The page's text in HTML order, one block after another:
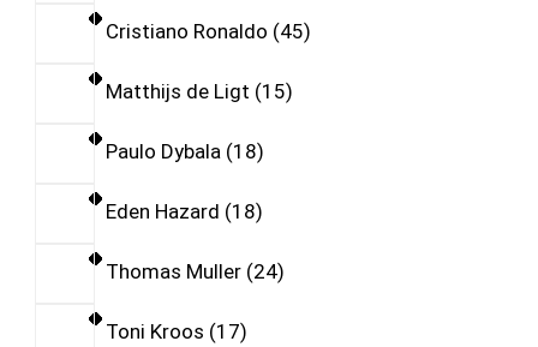
Cristiano Ronaldo 45
Matthijs de Ligt 15
Paulo Dybala 18
Eden Hazard 18
Thomas Muller 24
Toni Kroos 17